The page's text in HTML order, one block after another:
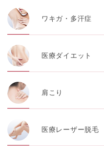
ワキガ・多汗症
医療ダイエット
肩こり
医療レーザー脱毛